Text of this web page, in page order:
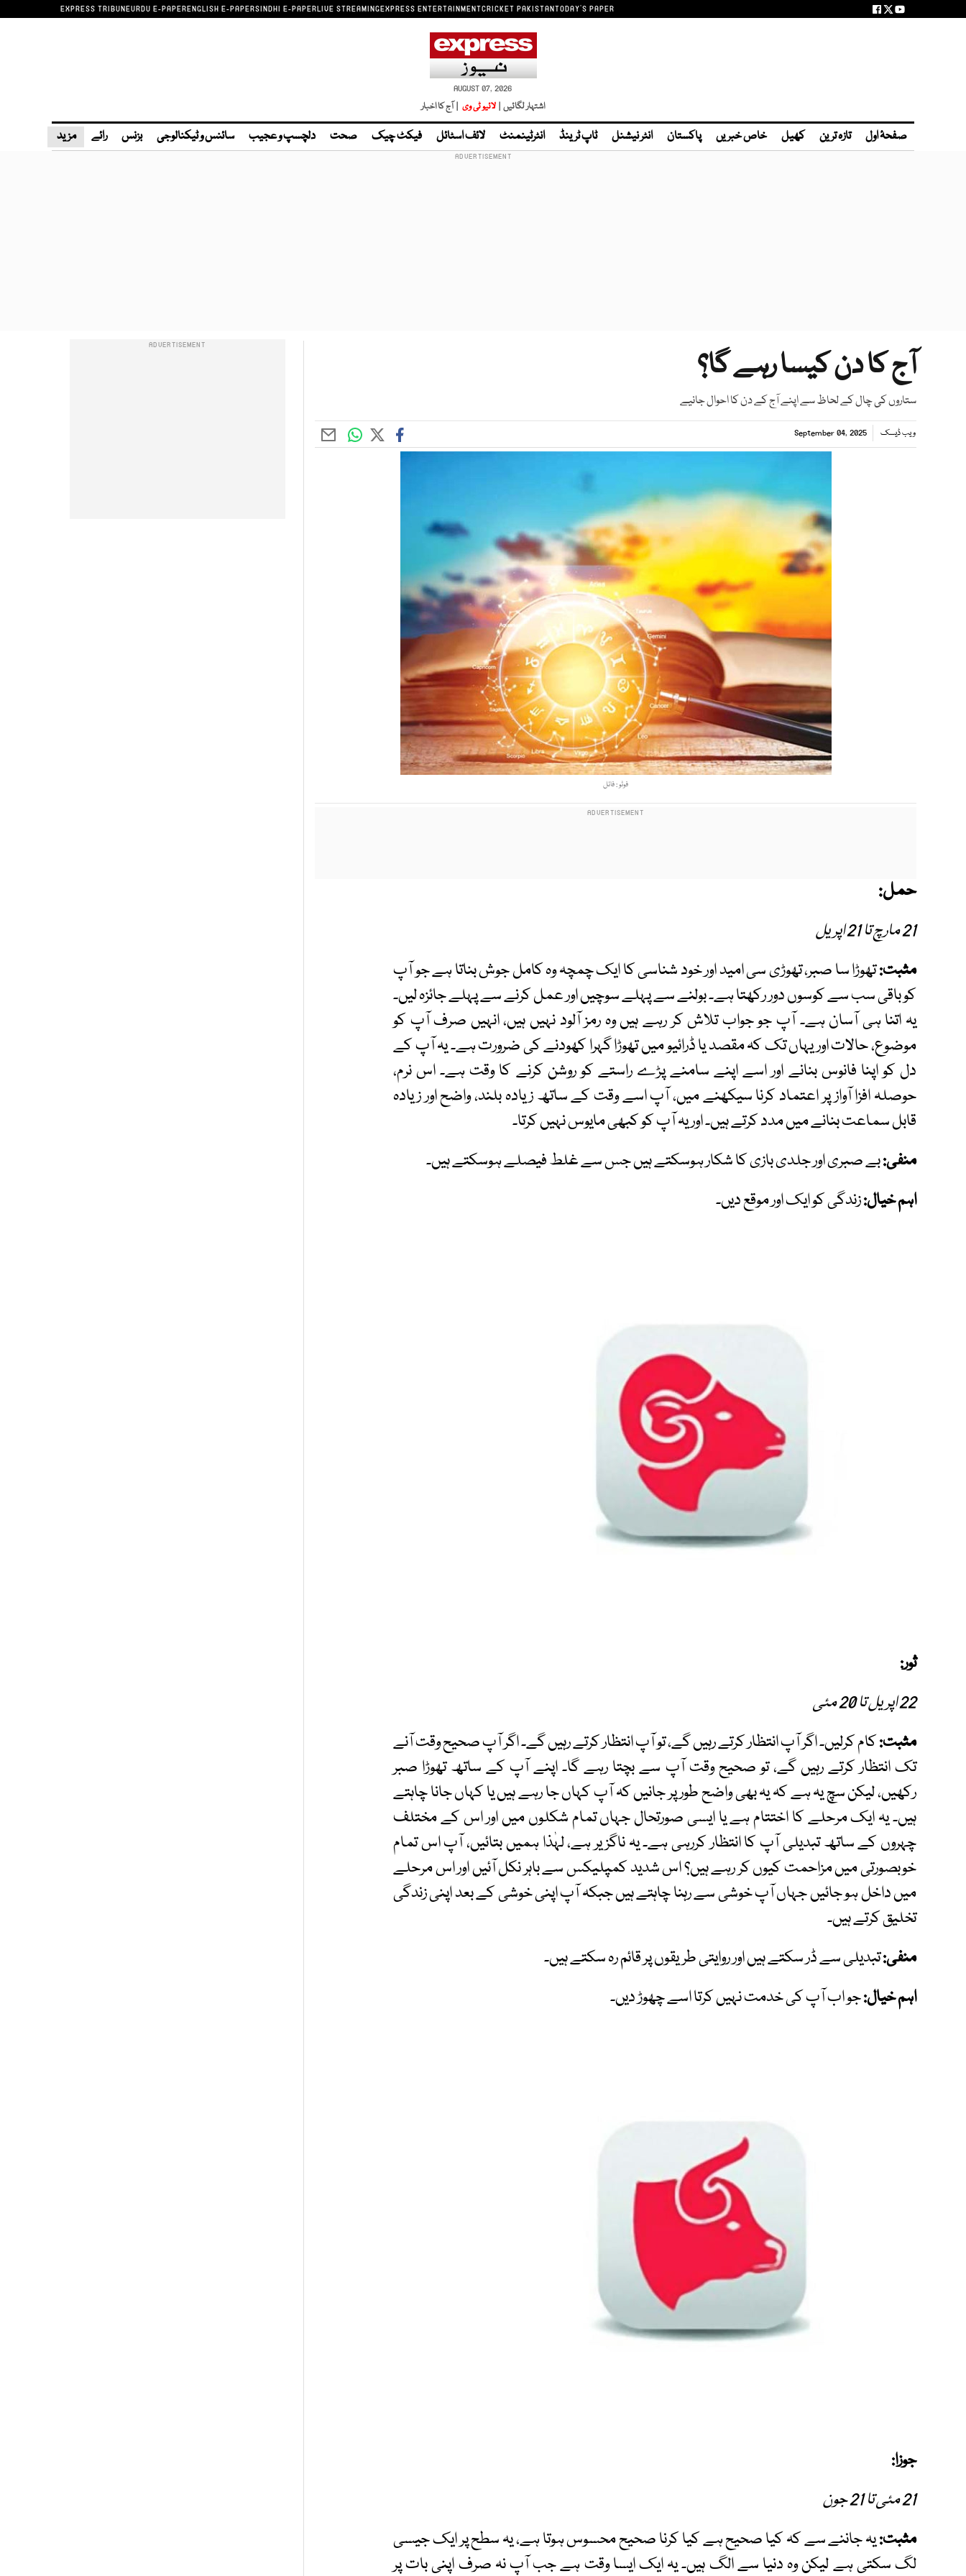
EXPRESS TRIBUNEURDU E-PAPERENGLISH E-PAPERSINDHI E-PAPERLIVE STREAMINGEXPRESS ENTERTAINMENTCRICKET PAKISTANTODAY'S PAPER
AUGUST 07, 2026
اشتہار لگائیں | لائیو ٹی وی | آج کا اخبار
صفحۂ اول تازہ ترین کھیل خاص خبریں پاکستان انٹر نیشنل ٹاپ ٹرینڈ انٹرٹینمنٹ لائف اسٹائل فیکٹ چیک صحت دلچسپ و عجیب سائنس و ٹیکنالوجی بزنس رائے مزید
آج کا دن کیسا رہے گا؟
ستاروں کی چال کے لحاظ سے اپنے آج کے دن کا احوال جانیے
ویب ڈیسک September 04, 2025
فوٹو : فائل
حمل:
21 مارچ تا 21 اپریل
مثبت:تھوڑا سا صبر، تھوڑی سی امید اور خود شناسی کا ایک چمچہ وہ کامل جوش بناتا ہے جو آپ
کو باقی سب سے کوسوں دور رکھتا ہے۔ بولنے سے پہلے سوچیں اور عمل کرنے سے پہلے جائزہ لیں۔
یہ اتنا ہی آسان ہے۔ آپ جو جواب تلاش کر رہے ہیں وہ رمز آلود نہیں ہیں، انہیں صرف آپ کو
موضوع، حالات اور یہاں تک کہ مقصد یا ڈرائیو میں تھوڑا گہرا کھودنے کی ضرورت ہے۔ یہ آپ کے
دل کو اپنا فانوس بنانے اور اسے اپنے سامنے پڑے راستے کو روشن کرنے کا وقت ہے۔ اس نرم،
حوصلہ افزا آواز پر اعتماد کرنا سیکھنے میں، آپ اسے وقت کے ساتھ زیادہ بلند، واضح اور زیادہ
قابل سماعت بنانے میں مدد کرتے ہیں۔ اور یہ آپ کو کبھی مایوس نہیں کرتا۔
منفی:بے صبری اور جلدی بازی کا شکار ہوسکتے ہیں جس سے غلط فیصلے ہوسکتے ہیں۔
اہم خیال:زندگی کو ایک اور موقع دیں۔
ثور:
22 اپریل تا 20 مئی
مثبت:کام کرلیں۔ اگر آپ انتظار کرتے رہیں گے، تو آپ انتظار کرتے رہیں گے۔ اگر آپ صحیح وقت آنے
تک انتظار کرتے رہیں گے، تو صحیح وقت آپ سے بچتا رہے گا۔ اپنے آپ کے ساتھ تھوڑا صبر
رکھیں، لیکن سچ یہ ہے کہ یہ بھی واضح طور پر جانیں کہ آپ کہاں جا رہے ہیں یا کہاں جانا چاہتے
ہیں۔ یہ ایک مرحلے کا اختتام ہے یا ایسی صورتحال جہاں تمام شکلوں میں اور اس کے مختلف
چہروں کے ساتھ تبدیلی آپ کا انتظار کررہی ہے۔ یہ ناگزیر ہے، لہٰذا ہمیں بتائیں، آپ اس تمام
خوبصورتی میں مزاحمت کیوں کر رہے ہیں؟ اس شدید کمپلیکس سے باہر نکل آئیں اور اس مرحلے
میں داخل ہو جائیں جہاں آپ خوشی سے رہنا چاہتے ہیں جبکہ آپ اپنی خوشی کے بعد اپنی زندگی
تخلیق کرتے ہیں۔
منفی:تبدیلی سے ڈر سکتے ہیں اور روایتی طریقوں پر قائم رہ سکتے ہیں۔
اہم خیال:جو اب آپ کی خدمت نہیں کرتا اسے چھوڑ دیں۔
جوزا:
21 مئی تا 21 جون
مثبت:یہ جاننے سے کہ کیا صحیح ہے کیا کرنا صحیح محسوس ہوتا ہے، یہ سطح پر ایک جیسی
لگ سکتی ہے لیکن وہ دنیا سے الگ ہیں۔ یہ ایک ایسا وقت ہے جب آپ نہ صرف اپنی بات پر